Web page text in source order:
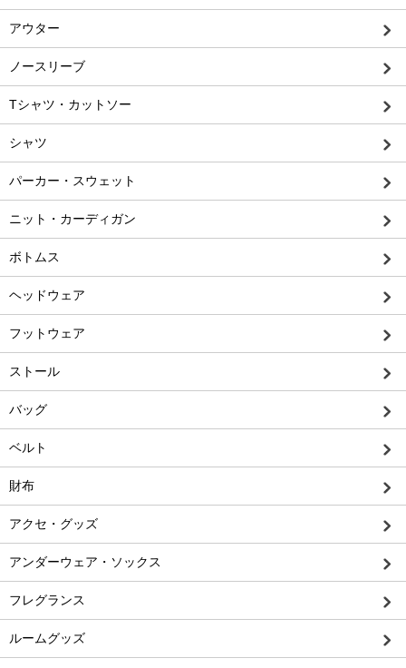
アウター
ノースリーブ
Tシャツ・カットソー
シャツ
パーカー・スウェット
ニット・カーディガン
ボトムス
ヘッドウェア
フットウェア
ストール
バッグ
ベルト
財布
アクセ・グッズ
アンダーウェア・ソックス
フレグランス
ルームグッズ